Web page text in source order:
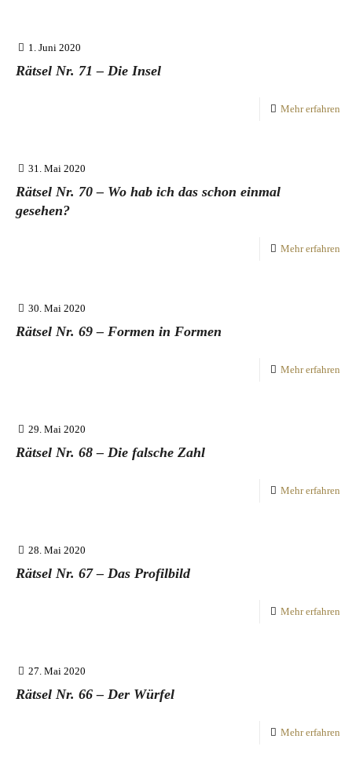
1. Juni 2020
Rätsel Nr. 71 – Die Insel
Mehr erfahren
31. Mai 2020
Rätsel Nr. 70 – Wo hab ich das schon einmal
gesehen?
Mehr erfahren
30. Mai 2020
Rätsel Nr. 69 – Formen in Formen
Mehr erfahren
29. Mai 2020
Rätsel Nr. 68 – Die falsche Zahl
Mehr erfahren
28. Mai 2020
Rätsel Nr. 67 – Das Profilbild
Mehr erfahren
27. Mai 2020
Rätsel Nr. 66 – Der Würfel
Mehr erfahren